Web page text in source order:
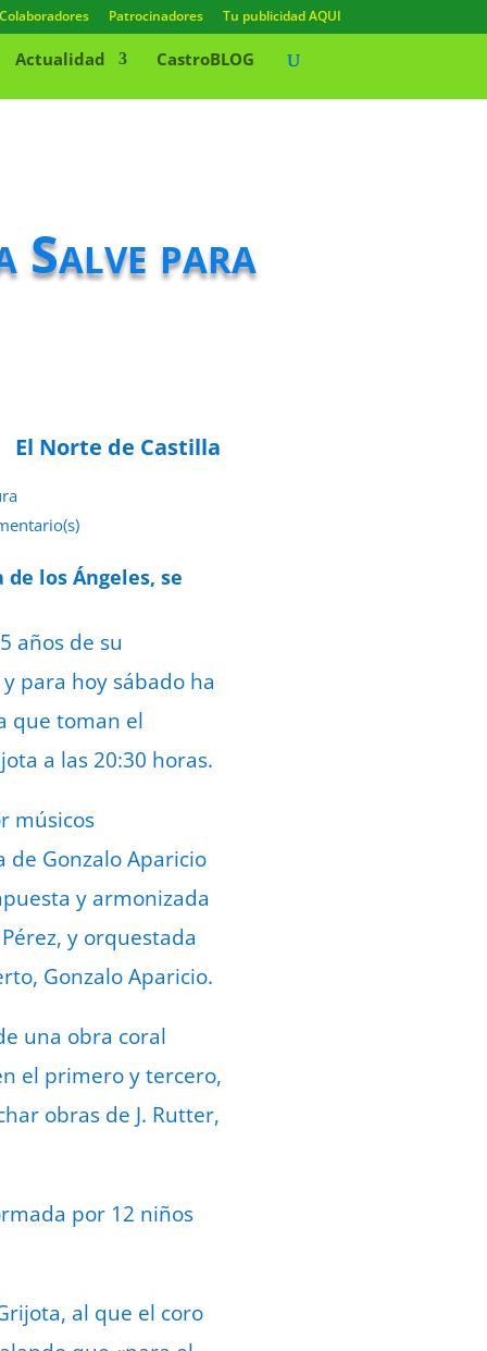
Colaboradores Patrocinadores Tu publicidad AQUI
Actualidad CastroBLOG
Salve para
El Norte de Castilla
los Ángeles, se
años de su
para hoy sábado ha
que toman el
a las 20:30 horas.
músicos
Gonzalo Aparicio
y armonizada
y orquestada
Gonzalo Aparicio.
una obra coral
el primero y tercero,
obras de J. Rutter,
por 12 niños
al que el coro